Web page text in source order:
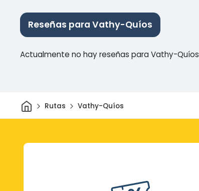
Reseñas para Vathy-Quíos
Actualmente no hay reseñas para Vathy-Quíos
InicioRutas Vathy-Quíos